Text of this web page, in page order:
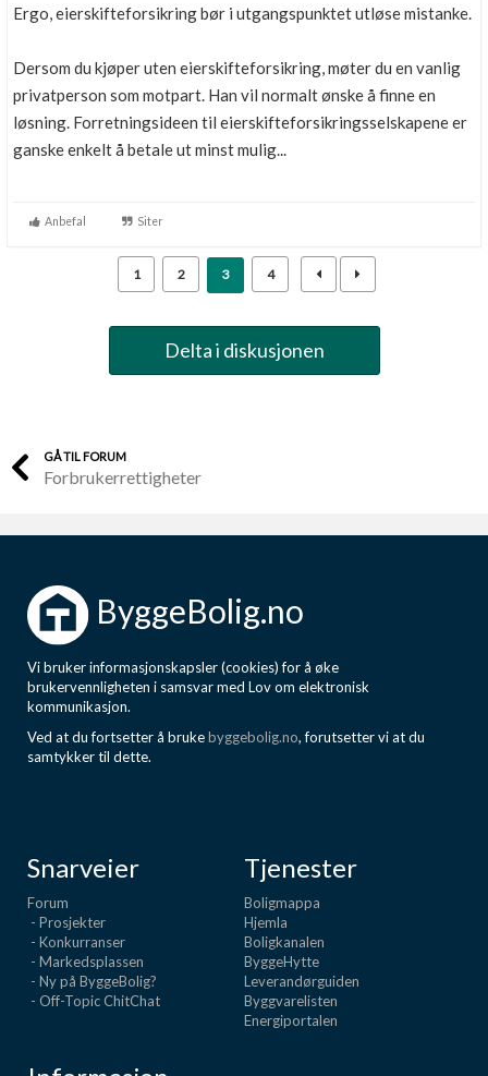
Ergo, eierskifteforsikring bør i utgangspunktet utløse mistanke.
Dersom du kjøper uten eierskifteforsikring, møter du en vanlig
privatperson som motpart. Han vil normalt ønske å finne en
løsning. Forretningsideen til eierskifteforsikringsselskapene er
ganske enkelt å betale ut minst mulig...
Anbefal Siter
1 2 3 4
Delta i diskusjonen
GÅ TIL FORUM
Forbrukerrettigheter
ByggeBolig.no
Vi bruker informasjonskapsler (cookies) for å øke
brukervennligheten i samsvar med Lov om elektronisk
kommunikasjon.
Ved at du fortsetter å brukebyggebolig.no, forutsetter vi at du
samtykker til dette.
Snarveier
Forum
- Prosjekter
- Konkurranser
- Markedsplassen
- Ny på ByggeBolig?
- Off-Topic ChitChat
Tjenester
Boligmappa
Hjemla
Boligkanalen
ByggeHytte
Leverandørguiden
Byggvarelisten
Energiportalen